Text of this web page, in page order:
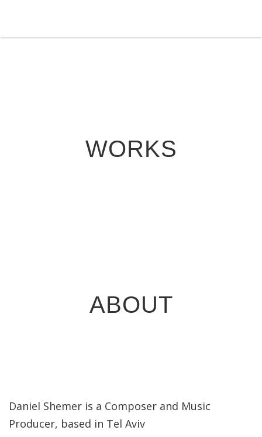
WORKS
ABOUT
Daniel Shemer is a Composer and Music
Producer, based in Tel Aviv